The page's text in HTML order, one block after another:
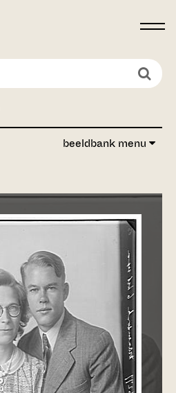
beeldbank menu